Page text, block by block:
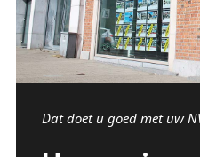
Dat doet u goed met uw